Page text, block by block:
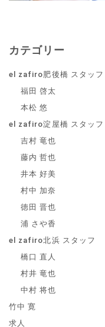
カテゴリー
el zafiro肥後橋 スタッフ
福田 啓太
本松 悠
el zafiro淀屋橋 スタッフ
吉村 竜也
藤内 哲也
井本 好美
村中 加奈
徳田 晋也
浦 さや香
el zafiro北浜 スタッフ
橋口 直人
村井 竜也
中村 将也
竹中 寛
求人